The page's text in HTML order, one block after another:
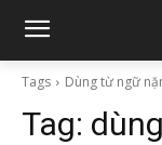
Tags Dùng từ ngữ
Tag: